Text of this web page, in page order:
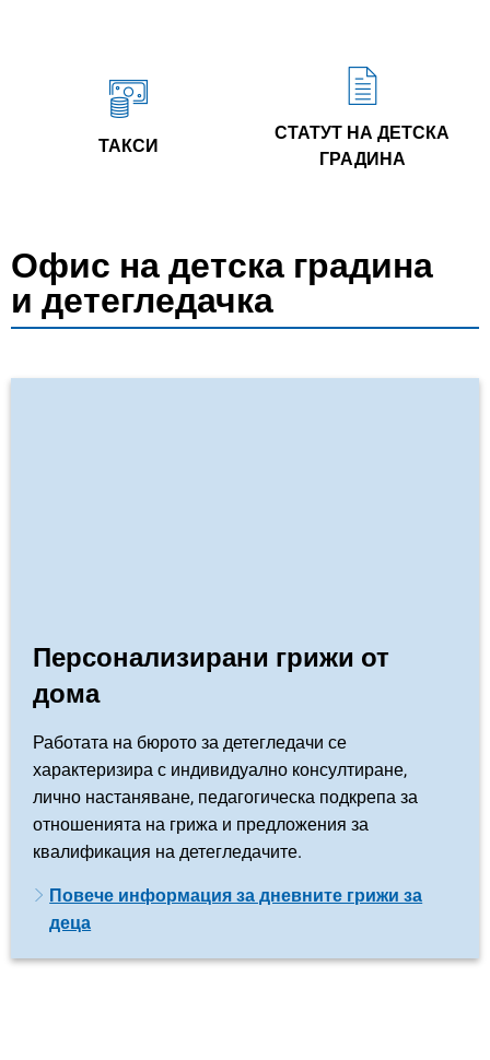
ТАКСИ
СТАТУТ НА ДЕТСКА
ГРАДИНА
Офис на детска градина
и детегледачка
Персонализирани грижи от
дома
Работата на бюрото за детегледачи се
характеризира с индивидуално консултиране,
лично настаняване, педагогическа подкрепа за
отношенията на грижа и предложения за
квалификация на детегледачите.
Повече информация за дневните грижи за
деца